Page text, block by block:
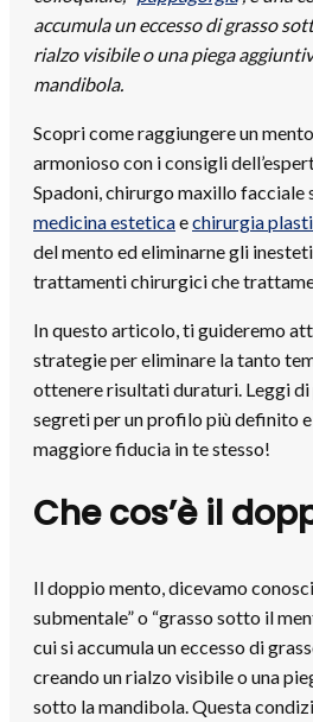
accumula un eccesso di grasso
rialzo visibile o una piega
mandibola.
Scopri come raggiungere un
armonioso con i consigli
Spadoni, chirurgo maxillo facciale
medicina esteticaechirurgia
del mento ed eliminarne gli
trattamenti chirurgici che
In questo articolo, ti guideremo
strategie per eliminare la tanto
ottenere risultati duraturi. Leggi
segreti per un profilo più definito
maggiore fiducia in te stesso!
Che cos’è il
Il doppio mento, dicevamo
submentale” o “grasso sotto il
cui si accumula un eccesso di
creando un rialzo visibile o una
sotto la mandibola. Questa